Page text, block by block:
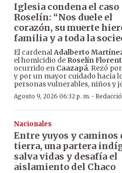
Iglesia condena el caso
Roselín: “Nos duele el
corazón, su muerte
familia y a toda la
El cardenalAdalberto
el homicidio de Roselín
ocurrido en Caazapá. Rezó
y por un mayor cuidado hacia
personas vulnerables, niños y
Agosto 9, 2026 06:32 p. m. ·
Nacionales
Entre yuyos y caminos
tierra, una partera
salva vidas y desafía el
aislamiento del Chaco